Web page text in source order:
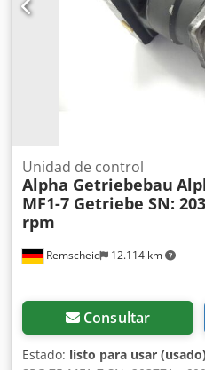
Remscheid 12.114 km
Unidad de control
Alpha Getriebebau
MF1-7 Getriebe SN:
rpm
Consultar
Estado: listo para usar